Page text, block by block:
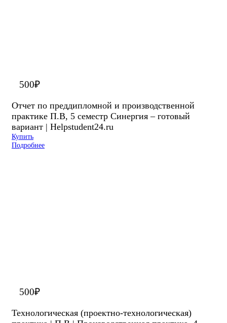
500₽
Отчет по преддипломной и производственной
практике П.В, 5 семестр Синергия – готовый
вариант | Helpstudent24.ru
Купить
Подробнее
500₽
Технологическая (проектно-технологическая)